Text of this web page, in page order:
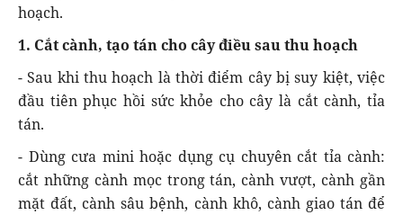
hoạch.
1. Cắt cành, tạo tán cho cây điều sau thu hoạch
- Sau khi thu hoạch là thời điểm cây bị suy kiệt, việc
đầu tiên phục hồi sức khỏe cho cây là cắt cành, tỉa
tán.
- Dùng cưa mini hoặc dụng cụ chuyên cắt tỉa cành:
cắt những cành mọc trong tán, cành vượt, cành gần
mặt đất, cành sâu bệnh, cành khô, cành giao tán để